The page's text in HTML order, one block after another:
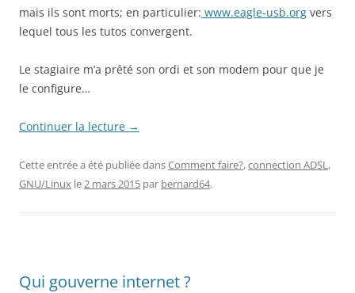
mais ils sont morts; en particulier: www.eagle-usb.org vers
lequel tous les tutos convergent.
Le stagiaire m’a prêté son ordi et son modem pour que je
le configure…
Continuer la lecture →
Cette entrée a été publiée dansComment faire?,connection ADSL,
GNU/Linux le2 mars 2015 par bernard64.
Qui gouverne internet ?